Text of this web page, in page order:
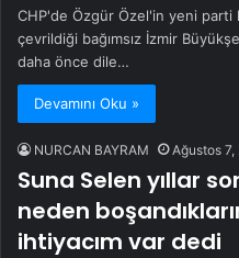
CHP'de Özgür Özel'in yeni parti
çevrildiği bağımsız İzmir
daha önce dile…
Devamını Oku »
NURCAN BAYRAM Ağustos 7,
Suna Selen yıllar
neden
ihtiyacım var dedi